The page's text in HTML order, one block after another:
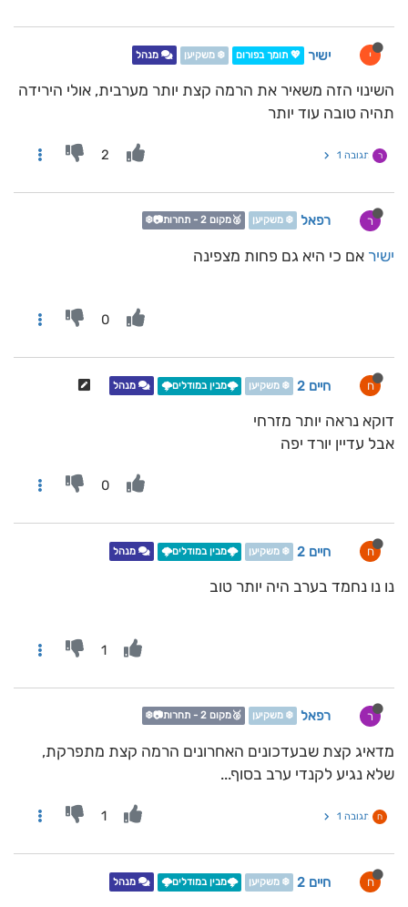
י ישיר 💖 תומך בפורום ❄️ משקיען מנהל
השינוי הזה משאיר את הרמה קצת יותר מערבית, אולי הירידה
תהיה טובה עוד יותר
ר תגובה 1 2
ר רפאל ❄️ משקיען 🥈מקום 2 - תחרות📷❄️
ישיר אם כי היא גם פחות מצפינה
0
ח חיים 2 ❄️ משקיען 🌩️מבין במודלים🌩️ מנהל
דוקא נראה יותר מזרחי
אבל עדיין יורד יפה
0
ח חיים 2 ❄️ משקיען 🌩️מבין במודלים🌩️ מנהל
נו נו נחמד בערב היה יותר טוב
1
ר רפאל ❄️ משקיען 🥈מקום 2 - תחרות📷❄️
מדאיג קצת שבעדכונים האחרונים הרמה קצת מתפרקת,
שלא נגיע לקנדי ערב בסוף...
ח תגובה 1 1
ח חיים 2 ❄️ משקיען 🌩️מבין במודלים🌩️ מנהל